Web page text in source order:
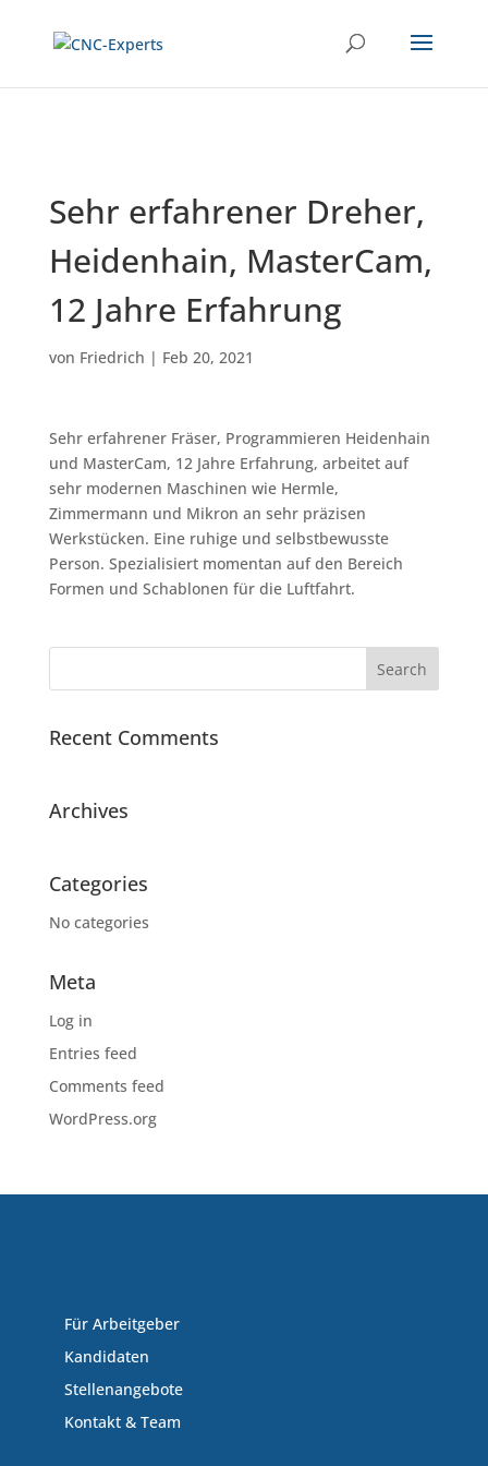
Sehr erfahrener Dreher,
Heidenhain, MasterCam,
12 Jahre Erfahrung
von Friedrich | Feb 20, 2021
Sehr erfahrener Fräser, Programmieren Heidenhain
und MasterCam, 12 Jahre Erfahrung, arbeitet auf
sehr modernen Maschinen wie Hermle,
Zimmermann und Mikron an sehr präzisen
Werkstücken. Eine ruhige und selbstbewusste
Person. Spezialisiert momentan auf den Bereich
Formen und Schablonen für die Luftfahrt.
Recent Comments
Archives
Categories
No categories
Meta
Log in
Entries feed
Comments feed
WordPress.org
Für Arbeitgeber
Kandidaten
Stellenangebote
Kontakt & Team